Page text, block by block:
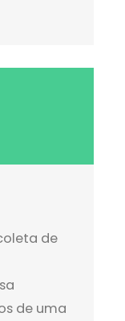
de
de uma